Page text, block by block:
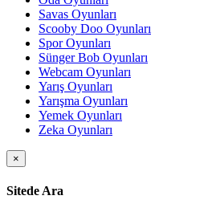
Savas Oyunları
Scooby Doo Oyunları
Spor Oyunları
Sünger Bob Oyunları
Webcam Oyunları
Yarış Oyunları
Yarışma Oyunları
Yemek Oyunları
Zeka Oyunları
×
Sitede Ara